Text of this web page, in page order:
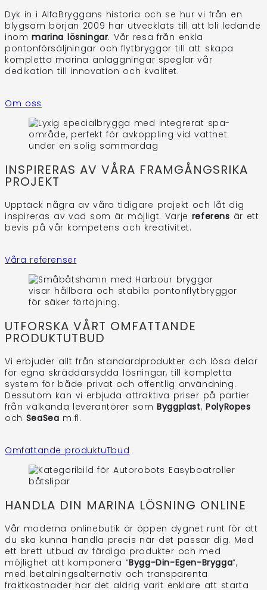
Dyk in i AlfaBryggans historia och se hur vi från en
blygsam början 2009 har utvecklats till att bli ledande
inommarina lösningar. Vår resa från enkla
pontonförsäljningar och flytbryggor till att skapa
kompletta marina anläggningar speglar vår
dedikation till innovation och kvalitet.
Om oss
INSPIRERAS AV VÅRA FRAMGÅNGSRIKA
PROJEKT
Upptäck några av våra tidigare projekt och låt dig
inspireras av vad som är möjligt. Varje referens är ett
bevis på vår kompetens och kreativitet.
Våra referenser
UTFORSKA VÅRT OMFATTANDE
PRODUKTUTBUD
Vi erbjuder allt från standardprodukter och lösa delar
för egna skräddarsydda lösningar, till kompletta
system för både privat och offentlig användning.
Dessutom kan vi erbjuda attraktiva priser på partier
från välkända leverantörer somByggplast,PolyRopes
och SeaSea m.fl.
Omfattande produktuTbud
HANDLA DIN MARINA LÖSNING ONLINE
Vår moderna onlinebutik är öppen dygnet runt för att
du ska kunna handla precis när det passar dig. Med
ett brett utbud av färdiga produkter och med
möjlighet att komponera ”Bygg-Din-Egen-Brygga”,
med betalningsalternativ och transparenta
fraktkostnader har det aldrig varit enklare att starta